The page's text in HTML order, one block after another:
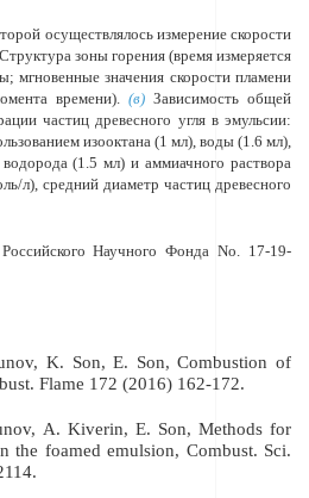
осуществлялось измерение скорости
Структура зоны горения (время измеряется
мгновенные значения скорости пламени
времени). (в) Зависимость общей
частиц древесного угля в эмульсии:
изооктана (1 мл), воды (1.6 мл),
водорода(1.5 мл) и аммиачного раствора
л), средний диаметр частиц древесного
Научного ФондаNo. 17-19-
K. Son, E. Son, Combustion of
Flame 172 (2016) 162-172.
A. Kiverin, E. Son, Methods for
the foamed emulsion, Combust. Sci.